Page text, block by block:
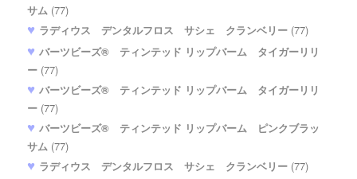
サム (77)
ラディウス デンタルフロス サシェ クランベリー (77)
バーツビーズ® ティンテッド リップバーム タイガーリリ
ー (77)
バーツビーズ® ティンテッド リップバーム タイガーリリ
ー (77)
バーツビーズ® ティンテッド リップバーム ピンクブラッ
サム (77)
ラディウス デンタルフロス サシェ クランベリー (77)